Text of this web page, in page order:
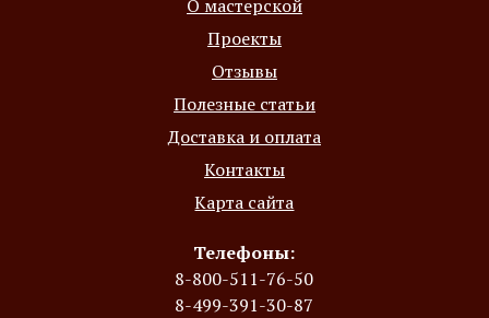
О мастерской
Проекты
Отзывы
Полезные статьи
Доставка и оплата
Контакты
Карта сайта
Телефоны:
8-800-511-76-50
8-499-391-30-87